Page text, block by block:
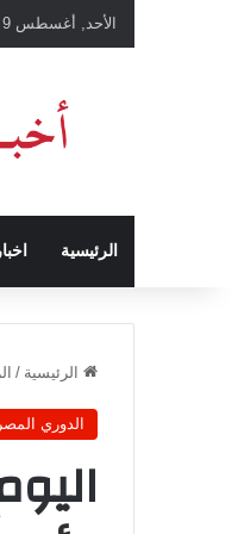
الأحد, أغسطس 9 2026
الرئيسية
الرئيسية /
الدوري